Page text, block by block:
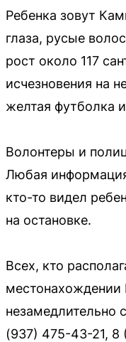
Ребенка зовут
глаза, русые
рост около 117
исчезновения на
желтая футболка
Волонтеры и
Любая
кто-то видел
на остановке.
Всех, кто
местонахождении
незамедлительно
(937) 475-43-21, 8